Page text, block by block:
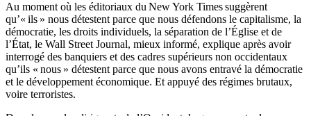
Au moment où les éditoriaux du New York Times suggèrent
qu’« ils » nous détestent parce que nous défendons le capitalisme, la
démocratie, les droits individuels, la séparation de l’Église et de
l’État, le Wall Street Journal, mieux informé, explique après avoir
interrogé des banquiers et des cadres supérieurs non occidentaux
qu’ils « nous » détestent parce que nous avons entravé la démocratie
et le développement économique. Et appuyé des régimes brutaux,
voire terroristes.